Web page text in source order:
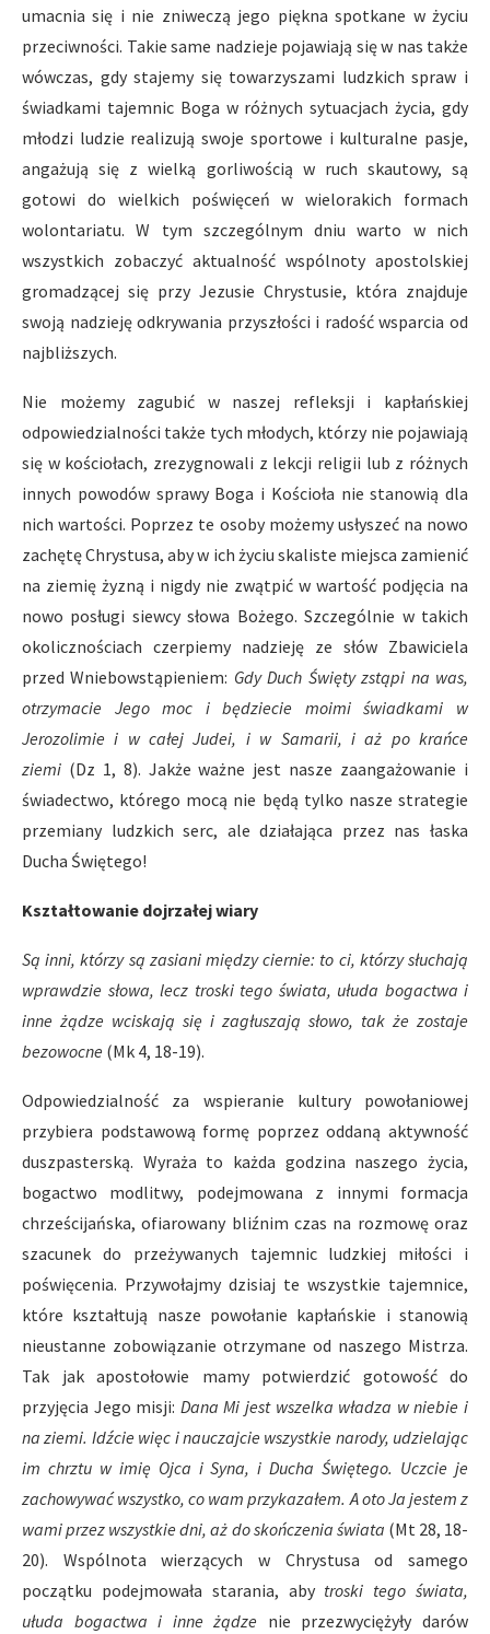
umacnia się i nie zniweczą jego piękna spotkane w życiu
przeciwności. Takie same nadzieje pojawiają się w nas także
wówczas, gdy stajemy się towarzyszami ludzkich spraw i
świadkami tajemnic Boga w różnych sytuacjach życia, gdy
młodzi ludzie realizują swoje sportowe i kulturalne pasje,
angażują się z wielką gorliwością w ruch skautowy, są
gotowi do wielkich poświęceń w wielorakich formach
wolontariatu. W tym szczególnym dniu warto w nich
wszystkich zobaczyć aktualność wspólnoty apostolskiej
gromadzącej się przy Jezusie Chrystusie, która znajduje
swoją nadzieję odkrywania przyszłości i radość wsparcia od
najbliższych.
Nie możemy zagubić w naszej refleksji i kapłańskiej
odpowiedzialności także tych młodych, którzy nie pojawiają
się w kościołach, zrezygnowali z lekcji religii lub z różnych
innych powodów sprawy Boga i Kościoła nie stanowią dla
nich wartości. Poprzez te osoby możemy usłyszeć na nowo
zachętę Chrystusa, aby w ich życiu skaliste miejsca zamienić
na ziemię żyzną i nigdy nie zwątpić w wartość podjęcia na
nowo posługi siewcy słowa Bożego. Szczególnie w takich
okolicznościach czerpiemy nadzieję ze słów Zbawiciela
przed Wniebowstąpieniem: Gdy Duch Święty zstąpi na was,
otrzymacie Jego moc i będziecie moimi świadkami w
Jerozolimie i w całej Judei, i w Samarii, i aż po krańce
ziemi (Dz 1, 8). Jakże ważne jest nasze zaangażowanie i
świadectwo, którego mocą nie będą tylko nasze strategie
przemiany ludzkich serc, ale działająca przez nas łaska
Ducha Świętego!
Kształtowanie dojrzałej wiary
Są inni, którzy są zasiani między ciernie: to ci, którzy słuchają
wprawdzie słowa, lecz troski tego świata, ułuda bogactwa i
inne żądze wciskają się i zagłuszają słowo, tak że zostaje
bezowocne (Mk 4, 18-19).
Odpowiedzialność za wspieranie kultury powołaniowej
przybiera podstawową formę poprzez oddaną aktywność
duszpasterską. Wyraża to każda godzina naszego życia,
bogactwo modlitwy, podejmowana z innymi formacja
chrześcijańska, ofiarowany bliźnim czas na rozmowę oraz
szacunek do przeżywanych tajemnic ludzkiej miłości i
poświęcenia. Przywołajmy dzisiaj te wszystkie tajemnice,
które kształtują nasze powołanie kapłańskie i stanowią
nieustanne zobowiązanie otrzymane od naszego Mistrza.
Tak jak apostołowie mamy potwierdzić gotowość do
przyjęcia Jego misji: Dana Mi jest wszelka władza w niebie i
na ziemi. Idźcie więc i nauczajcie wszystkie narody, udzielając
im chrztu w imię Ojca i Syna, i Ducha Świętego. Uczcie je
zachowywać wszystko, co wam przykazałem. A oto Ja jestem z
wami przez wszystkie dni, aż do skończenia świata (Mt 28, 18-
20). Wspólnota wierzących w Chrystusa od samego
początku podejmowała starania, aby troski tego świata,
ułuda bogactwa i inne żądze nie przezwyciężyły darów